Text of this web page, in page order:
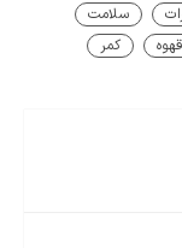
سلامت
قهوه
کمر